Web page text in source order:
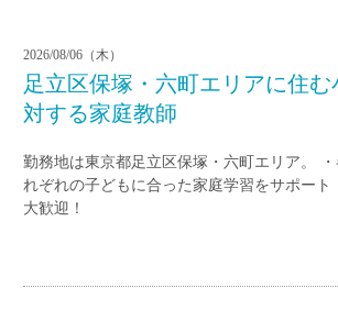
2026/08/06（木）
足立区保塚・六町エリアに住む
対する家庭教師
勤務地は東京都足立区保塚・六町エリア。
れぞれの子どもに合った家庭学習をサポート
大歓迎！